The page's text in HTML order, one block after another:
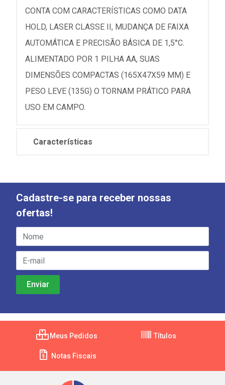
CONTA COM CARACTERÍSTICAS COMO DATA
HOLD, LASER CLASSE II, MUDANÇA DE FAIXA
AUTOMÁTICA E PRECISÃO BÁSICA DE 1,5°C.
ALIMENTADO POR 1 PILHA AA, SUAS
DIMENSÕES COMPACTAS (165X47X59 MM) E
PESO LEVE (135G) O TORNAM PRÁTICO PARA
USO EM CAMPO.
Características
Cadastre-se para receber nossas
ofertas!
Meus Pedidos Títulos
Notas Fiscais